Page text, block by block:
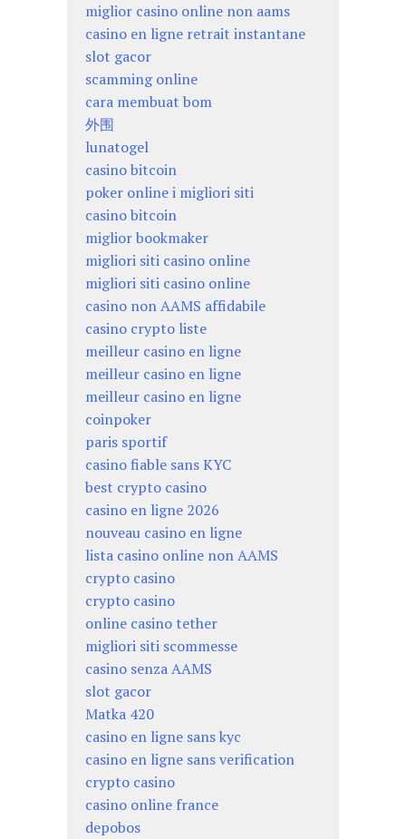
miglior casino online non aams
casino en ligne retrait instantane
slot gacor
scamming online
cara membuat bom
外围
lunatogel
casino bitcoin
poker online i migliori siti
casino bitcoin
miglior bookmaker
migliori siti casino online
migliori siti casino online
casino non AAMS affidabile
casino crypto liste
meilleur casino en ligne
meilleur casino en ligne
meilleur casino en ligne
coinpoker
paris sportif
casino fiable sans KYC
best crypto casino
casino en ligne 2026
nouveau casino en ligne
lista casino online non AAMS
crypto casino
crypto casino
online casino tether
migliori siti scommesse
casino senza AAMS
slot gacor
Matka 420
casino en ligne sans kyc
casino en ligne sans verification
crypto casino
casino online france
depobos